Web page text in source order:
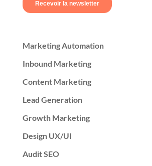
Marketing Automation
Inbound Marketing
Content Marketing
Lead Generation
Growth Marketing
Design UX/UI
Audit SEO